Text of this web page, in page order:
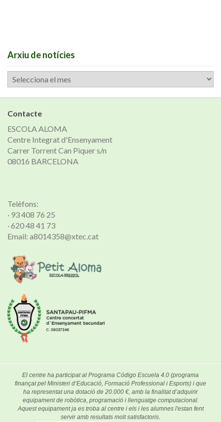
Arxiu de notícies
Arxiu
de
notícies
Contacte
ESCOLA ALOMA
Centre Integrat d'Ensenyament
Carrer Torrent Can Piquer s/n
08016 BARCELONA
Telèfons:
· 93 408 76 25
· 620 48 41 73
Email: a8014358@xtec.cat
El centre ha participat al Programa Código Escuela 4.0 (programa
finançat pel Ministeri d’Educació, Formació Professional i Esports) i que
ha representat una dotació de 20.000 €, amb la finalitat d’adquirir
equipament de robòtica, programació i llenguatge computacional.
Aquest equipament ja es troba al centre i els i les alumnes l'estan fent
servir amb resultats molt satisfactoris.